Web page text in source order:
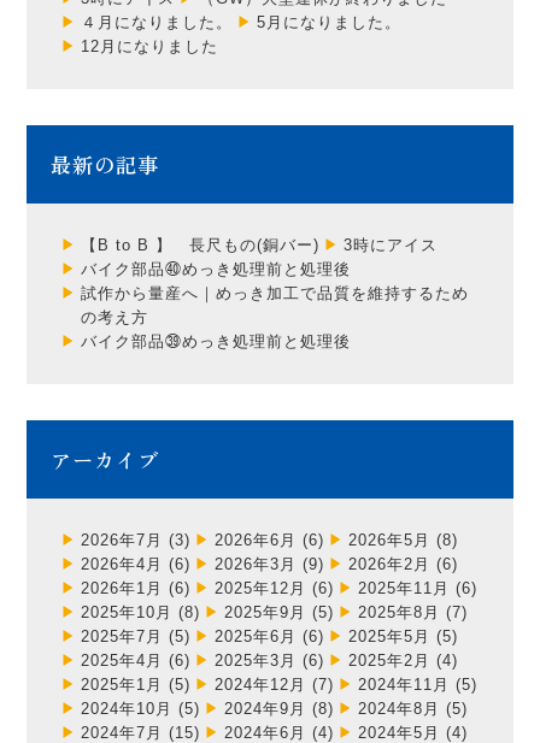
４月になりました。
5月になりました。
12月になりました
最新の記事
【B to B 】 長尺もの(銅バー)
3時にアイス
バイク部品㊵めっき処理前と処理後
試作から量産へ｜めっき加工で品質を維持するため
の考え方
バイク部品㊴めっき処理前と処理後
アーカイブ
2026年7月 (3) 2026年6月 (6) 2026年5月
(8)
2026年4月
(6) 2026年3月 (9) 2026年2月
(6)
2026年1月
(6) 2025年12月 (6) 2025年11月
(6)
2025年10月
(8) 2025年9月 (5) 2025年8月
(7)
2025年7月
(5) 2025年6月 (6) 2025年5月
(5)
2025年4月
(6) 2025年3月 (6) 2025年2月
(4)
2025年1月
(5) 2024年12月 (7) 2024年11月
(5)
2024年10月
(5) 2024年9月 (8) 2024年8月
(5)
2024年7月
(15) 2024年6月 (4) 2024年5月
(4)